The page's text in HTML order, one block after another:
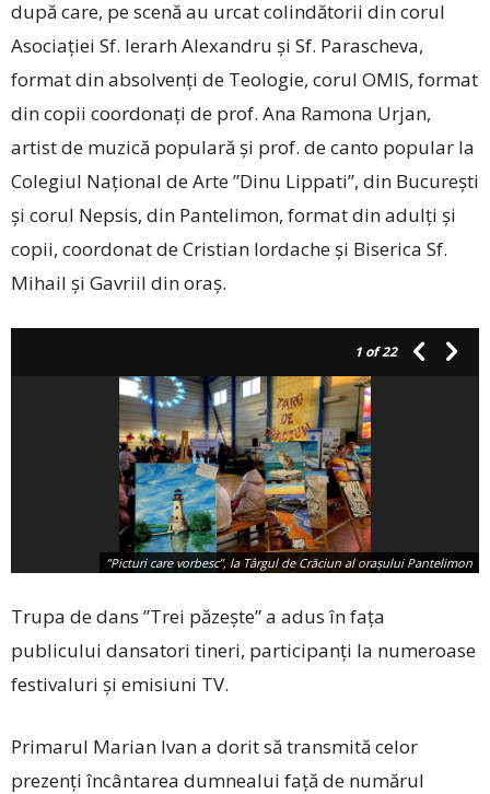
după care, pe scenă au urcat colindătorii din corul
Asociației Sf. Ierarh Alexandru și Sf. Parascheva,
format din absolvenți de Teologie, corul OMIS, format
din copii coordonați de prof. Ana Ramona Urjan,
artist de muzică populară și prof. de canto popular la
Colegiul Național de Arte ”Dinu Lippati”, din București
și corul Nepsis, din Pantelimon, format din adulți și
copii, coordonat de Cristian Iordache și Biserica Sf.
Mihail și Gavriil din oraș.
1 of 22
”Picturi care vorbesc”, la Târgul de Crăciun al oraşului Pantelimon
Trupa de dans ”Trei păzește” a adus în fața
publicului dansatori tineri, participanți la numeroase
festivaluri și emisiuni TV.
Primarul Marian Ivan a dorit să transmită celor
prezenți încântarea dumnealui față de numărul